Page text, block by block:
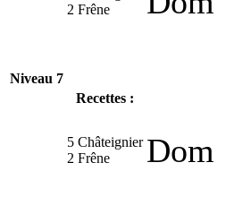
2 Frêne
Niveau 7
Recettes :
5 Châteignier
2 Frêne
Dom